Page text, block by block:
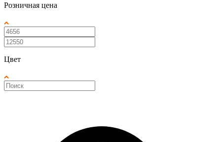
Розничная цена
Цвет